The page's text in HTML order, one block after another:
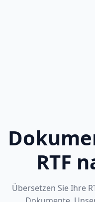
RTF
Übersetzen Sie Ihre